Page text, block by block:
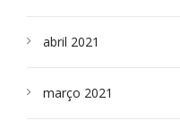
abril 2021
março 2021